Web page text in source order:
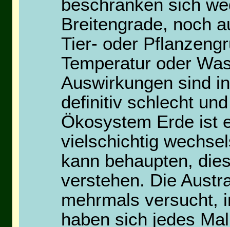
beschränken sich
Breitengrade, noch
Tier- oder
Temperatur oder
Auswirkungen sind
definitiv schlecht
Ökosystem Erde ist
vielschichtig
kann behaupten,
verstehen. Die
mehrmals versucht,
haben sich jedes